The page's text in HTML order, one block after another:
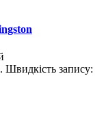
Швидкість запису: